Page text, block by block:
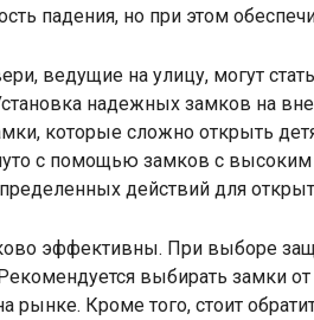
падения, но при этом
ведущие на улицу, могут
надежных замков на
которые сложно открыть
с помощью замков с высоким
действий для
эффективны. При выборе
выбирать замки
рынке. Кроме того, стоит